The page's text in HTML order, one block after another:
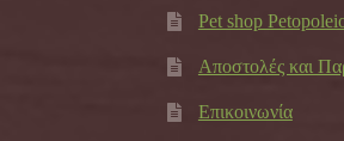
Pet shop
Αποστολές και
Επικοινωνία